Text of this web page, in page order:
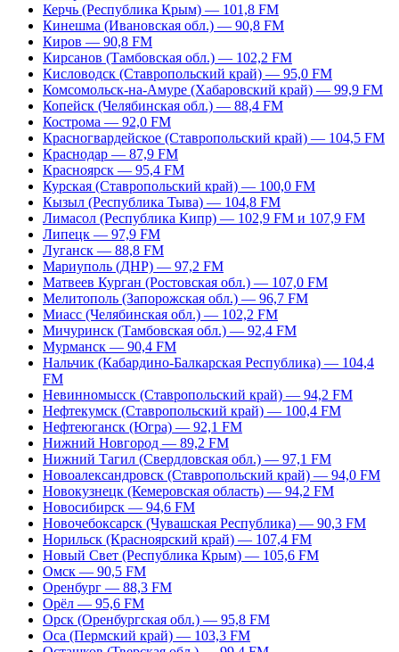
Керчь (Республика Крым) — 101,8 FM
Кинешма (Ивановская обл.) — 90,8 FM
Киров — 90,8 FM
Кирсанов (Тамбовская обл.) — 102,2 FM
Кисловодск (Ставропольский край) — 95,0 FM
Комсомольск-на-Амуре (Хабаровский край) — 99,9 FM
Копейск (Челябинская обл.) — 88,4 FM
Кострома — 92,0 FM
Красногвардейское (Ставропольский край) — 104,5 FM
Краснодар — 87,9 FM
Красноярск — 95,4 FM
Курская (Ставропольский край) — 100,0 FM
Кызыл (Республика Тыва) — 104,8 FM
Лимасол (Республика Кипр) — 102,9 FM и 107,9 FM
Липецк — 97,9 FM
Луганск — 88,8 FM
Мариуполь (ДНР) — 97,2 FM
Матвеев Курган (Ростовская обл.) — 107,0 FM
Мелитополь (Запорожская обл.) — 96,7 FM
Миасс (Челябинская обл.) — 102,2 FM
Мичуринск (Тамбовская обл.) — 92,4 FM
Мурманск — 90,4 FM
Нальчик (Кабардино-Балкарская Республика) — 104,4
FM
Невинномысск (Ставропольский край) — 94,2 FM
Нефтекумск (Ставропольский край) — 100,4 FM
Нефтеюганск (Югра) — 92,1 FM
Нижний Новгород — 89,2 FM
Нижний Тагил (Свердловская обл.) — 97,1 FM
Новоалександровск (Ставропольский край) — 94,0 FM
Новокузнецк (Кемеровская область) — 94,2 FM
Новосибирск — 94,6 FM
Новочебоксарск (Чувашская Республика) — 90,3 FM
Норильск (Красноярский край) — 107,4 FM
Новый Свет (Республика Крым) — 105,6 FM
Омск — 90,5 FM
Оренбург — 88,3 FM
Орёл — 95,6 FM
Орск (Оренбургская обл.) — 95,8 FM
Оса (Пермский край) — 103,3 FM